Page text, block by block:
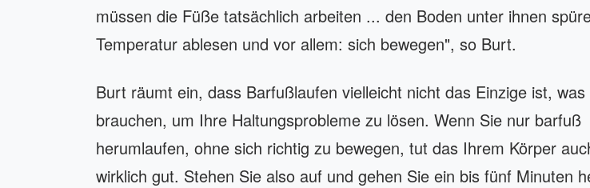
müssen die Füße tatsächlich arbeiten ... den Boden unter ihnen
Temperatur ablesen und vor allem: sich bewegen", so Burt.
Burt räumt ein, dass Barfußlaufen vielleicht nicht das Einzige ist, was
brauchen, um Ihre Haltungsprobleme zu lösen. Wenn Sie nur barfuß
herumlaufen, ohne sich richtig zu bewegen, tut das Ihrem Körper
wirklich gut. Stehen Sie also auf und gehen Sie ein bis fünf Minuten